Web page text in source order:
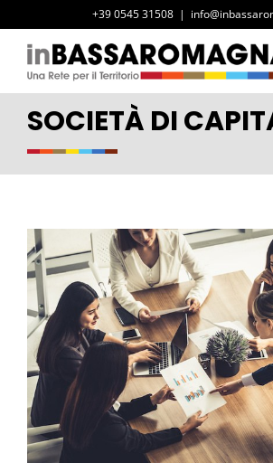
al
contenuto
+39 0545 31508 |
SOCIETÀ DI